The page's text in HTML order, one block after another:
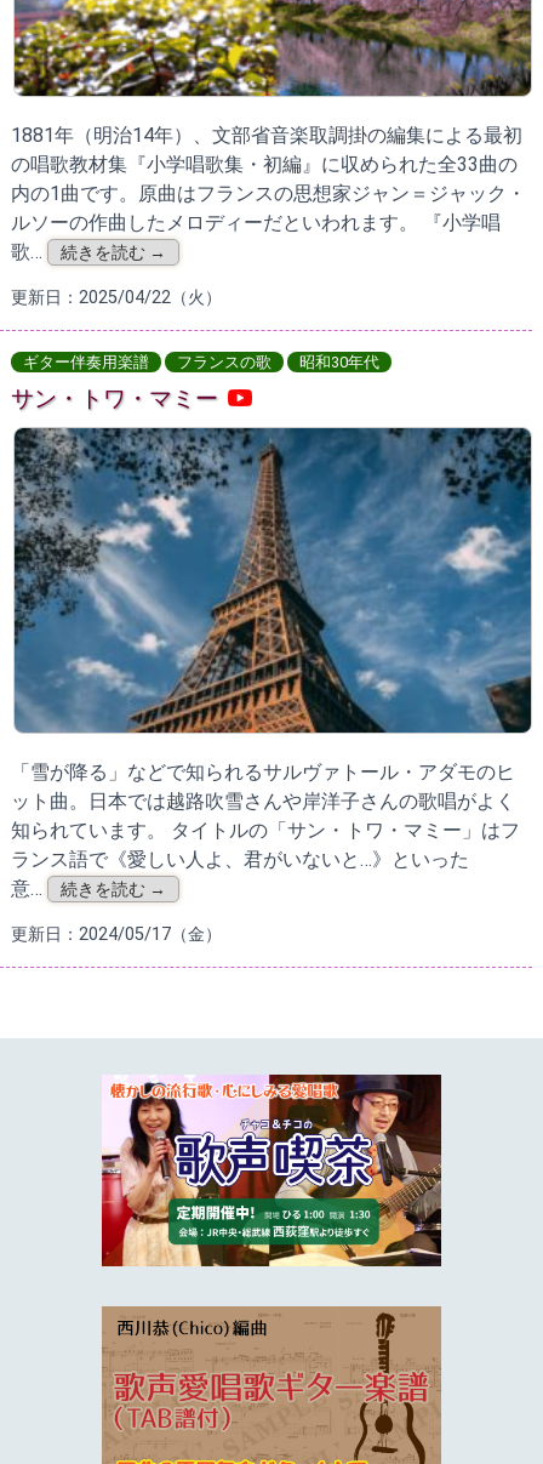
1881年（明治14年）、文部省音楽取調掛の編集による最初
の唱歌教材集『小学唱歌集・初編』に収められた全33曲の
内の1曲です。原曲はフランスの思想家ジャン＝ジャック・
ルソーの作曲したメロディーだといわれます。 『小学唱
歌…
続きを読む →
更新日：2025/04/22（火）
ギター伴奏用楽譜 フランスの歌 昭和30年代
サン・トワ・マミー
「雪が降る」などで知られるサルヴァトール・アダモのヒ
ット曲。日本では越路吹雪さんや岸洋子さんの歌唱がよく
知られています。 タイトルの「サン・トワ・マミー」はフ
ランス語で《愛しい人よ、君がいないと…》といった
意…
続きを読む →
更新日：2024/05/17（金）